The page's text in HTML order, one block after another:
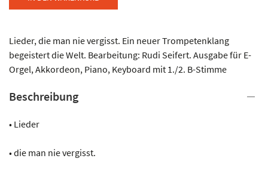
Seifert
Walter
Scholz
-
Menge
Lieder, die man nie vergisst. Ein neuer Trompetenklang
begeistert die Welt. Bearbeitung: Rudi Seifert. Ausgabe für E-
Orgel, Akkordeon, Piano, Keyboard mit 1./2. B-Stimme
Beschreibung
• Lieder
• die man nie vergisst.